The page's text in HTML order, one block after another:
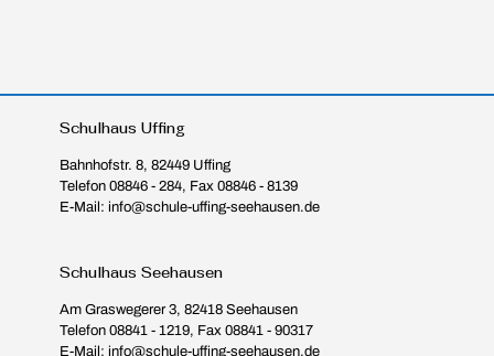
Schulhaus Uffing
Bahnhofstr. 8, 82449 Uffing
Telefon 08846 - 284, Fax 08846 - 8139
E-Mail: info@schule-uffing-seehausen.de
Schulhaus Seehausen
Am Graswegerer 3, 82418 Seehausen
Telefon 08841 - 1219, Fax 08841 - 90317
E-Mail: info@schule-uffing-seehausen.de